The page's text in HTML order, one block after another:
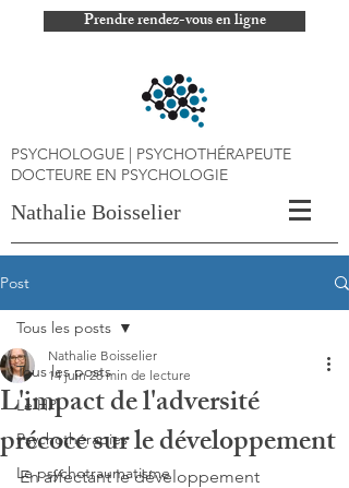
Prendre rendez-vous en ligne
PSYCHOLOGUE | PSYCHOTHÉRAPEUTE
DOCTEURE EN PSYCHOLOGIE
Nathalie Boisselier
Post
Tous les posts
Le HPI
Psychothérapies
Le psychotraumatisme
Tous les posts
L'impact de l'adversité
précoce sur le développement
Nathalie Boisselier
14 juin 28 min de lecture
En affectant le développement